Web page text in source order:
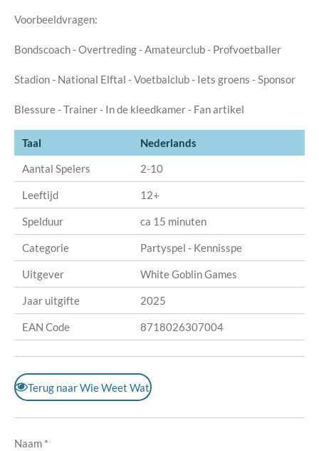
Voorbeeldvragen:
Bondscoach - Overtreding - Amateurclub - Profvoetballer
Stadion - National Elftal - Voetbalclub - Iets groens - Sponsor
Blessure - Trainer - In de kleedkamer - Fan artikel
Taal
Nederlands
Aantal Spelers
2-10
Leeftijd 12+
Spelduur ca 15 minuten
Categorie Partyspel - Kennisspe
Uitgever White Goblin Games
Jaar uitgifte 2025
EAN Code 8718026307004
Terug naar Wie Weet Wat
Naam *